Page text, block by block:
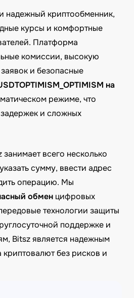
надежный криптообменник,
курсы и комфортные
Платформа
комиссии, высокую
и безопасные
на
режиме, что
и сложных
всего несколько
сумму, ввести адрес
операцию. Мы
обмен цифровых
технологии защиты
поддержке и
Bitsz является надежным
без рисков и